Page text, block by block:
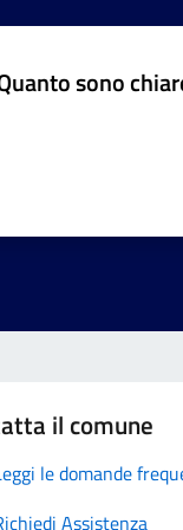
sono
il comune
le domande
Assistenza